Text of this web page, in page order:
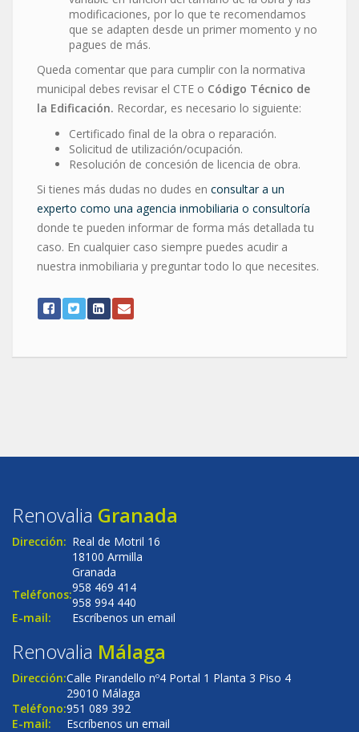
modificaciones, por lo que te recomendamos
que se adapten desde un primer momento y no
pagues de más.
Queda comentar que para cumplir con la normativa
municipal debes revisar el CTE o Código Técnico de
la Edificación. Recordar, es necesario lo siguiente:
Certificado final de la obra o reparación.
Solicitud de utilización/ocupación.
Resolución de concesión de licencia de obra.
Si tienes más dudas no dudes en consultar a un
experto como una agencia inmobiliaria o consultoría
donde te pueden informar de forma más detallada tu
caso. En cualquier caso siempre puedes acudir a
nuestra inmobiliaria y preguntar todo lo que necesites.
Renovalia Granada
Dirección: Real de Motril 16
18100 Armilla
Granada
Teléfonos:958 469 414
958 994 440
E-mail:
Escríbenos un email
Renovalia Málaga
Dirección:Calle Pirandello nº4 Portal 1 Planta 3 Piso 4
29010 Málaga
Teléfono:951 089 392
E-mail:
Escríbenos un email